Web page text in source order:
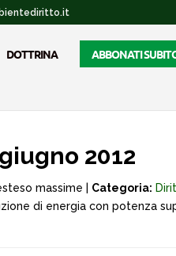
DOTTRINA ABBONATI
2012
massime | Categoria:
di energia con potenza